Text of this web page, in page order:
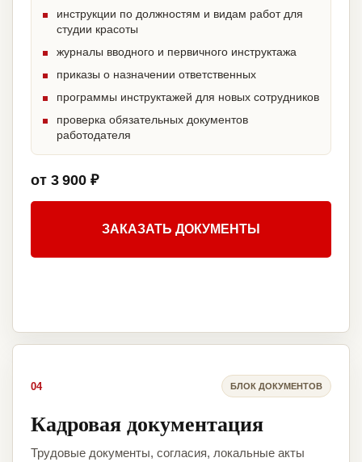
инструкции по должностям и видам работ для
студии красоты
журналы вводного и первичного инструктажа
приказы о назначении ответственных
программы инструктажей для новых сотрудников
проверка обязательных документов
работодателя
от 3 900 ₽
ЗАКАЗАТЬ ДОКУМЕНТЫ
04 БЛОК ДОКУМЕНТОВ
Кадровая документация
Трудовые документы, согласия, локальные акты